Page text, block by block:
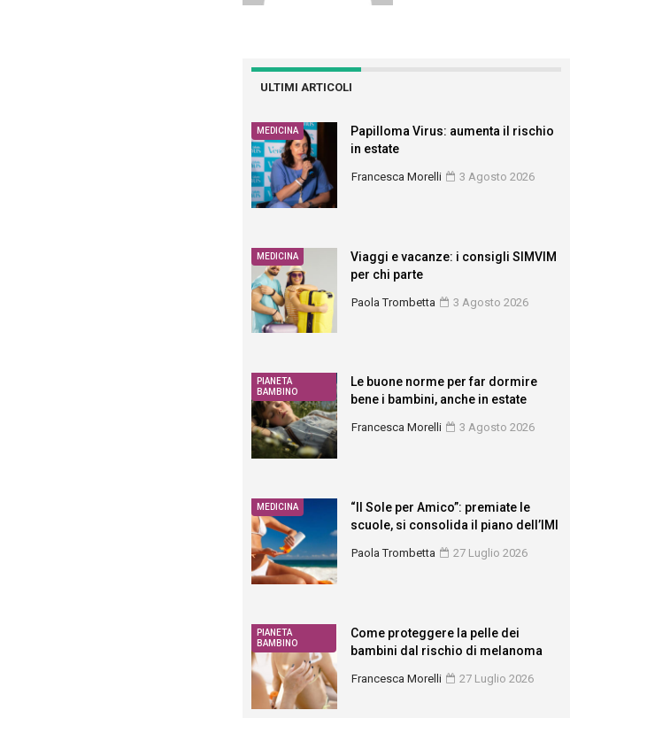
ULTIMI ARTICOLI
MEDICINA
Papilloma Virus: aumenta il rischio
in estate
Francesca Morelli 3 Agosto 2026
MEDICINA
Viaggi e vacanze: i consigli SIMVIM
per chi parte
Paola Trombetta 3 Agosto 2026
PIANETA
BAMBINO
Le buone norme per far dormire
bene i bambini, anche in estate
Francesca Morelli 3 Agosto 2026
MEDICINA
“Il Sole per Amico”: premiate le
scuole, si consolida il piano dell’IMI
Paola Trombetta 27 Luglio 2026
PIANETA
BAMBINO
Come proteggere la pelle dei
bambini dal rischio di melanoma
Francesca Morelli 27 Luglio 2026